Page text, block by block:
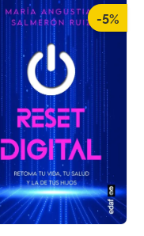
-5%